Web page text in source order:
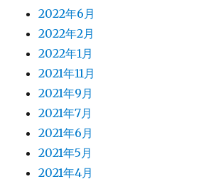
2022年6月
2022年2月
2022年1月
2021年11月
2021年9月
2021年7月
2021年6月
2021年5月
2021年4月